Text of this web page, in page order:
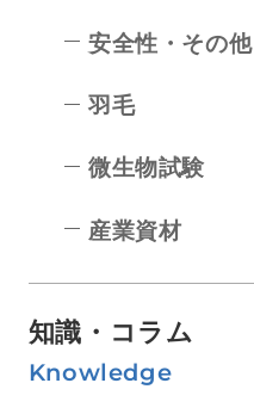
安全性・その他
羽毛
微生物試験
産業資材
知識・コラム
Knowledge